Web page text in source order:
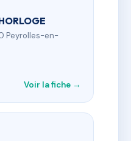
Peyrolles-en-
Voir la fiche →